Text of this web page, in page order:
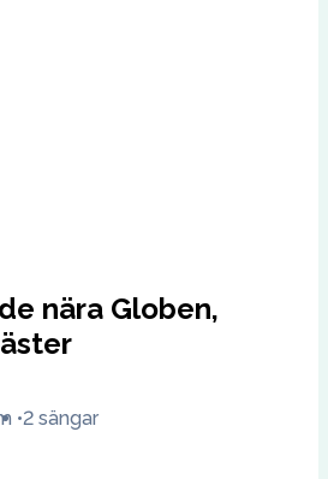
nära Globen,
2 sängar